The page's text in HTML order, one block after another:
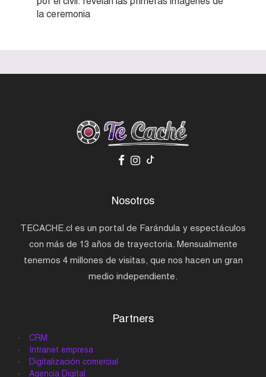
la ceremonia
Nosotros
TECACHE.cl es un portal de Farándula y espectáculos
con más de 13 años de trayectoria. Mensualmente
tenemos 4 millones de visitas, que nos hacen un gran
medio independiente.
Partners
CRM
Intranet empresa
Digitalización comercial
Agencia Digital